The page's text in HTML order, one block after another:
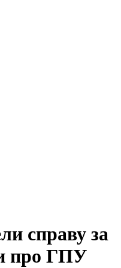
справу за
про ГПУ